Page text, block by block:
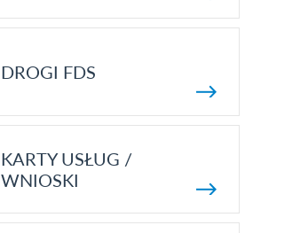
DROGI FDS
KARTY USŁUG /
WNIOSKI